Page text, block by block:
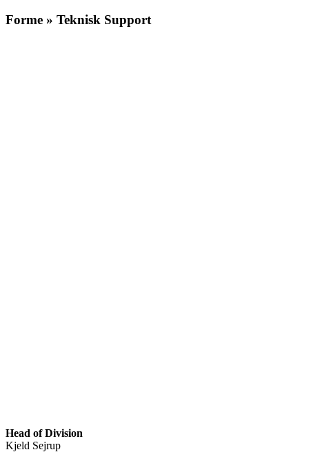
Forme » Teknisk Support
Head of Division
Kjeld Sejrup